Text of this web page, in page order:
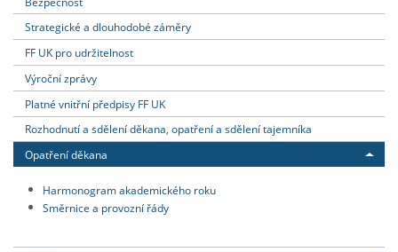
Strategické a dlouhodobé záměry
FF UK pro udržitelnost
Výroční zprávy
Platné vnitřní předpisy FF UK
Rozhodnutí a sdělení děkana, opatření a sdělení tajemníka
Opatření děkana
Harmonogram akademického roku
Směrnice a provozní řády